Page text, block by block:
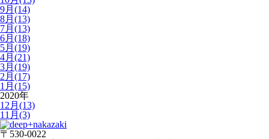
9月(14)
8月(13)
7月(13)
6月(18)
5月(19)
4月(21)
3月(19)
2月(17)
1月(15)
2020年
12月(13)
11月(3)
〒530-0022